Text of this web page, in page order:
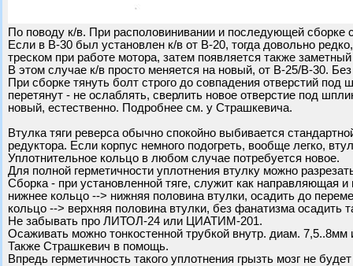
По поводу к/в. При располовинивании и последующей сборке
Если в В-30 был установлен к/в от В-20, тогда довольно
треском при работе мотора, затем появляется также
В этом случае к/в просто меняется на новый, от В-25/В-30.
При сборке тянуть болт строго до совпадения отверстий
перетянут - не ослаблять, сверлить новое отверстие под
новый, естественно. Подробнее см. у Страшкевича.
Втулка тяги реверса обычно спокойно выбивается
редуктора. Если корпус немного подогреть, вообще легко,
Уплотнительное кольцо в любом случае потребуется новое.
Для полной герметичности уплотнения втулку можно
Сборка - при установленной тяге, служит как направляющая
нижнее кольцо --> нижняя половина втулки, осадить до
кольцо --> верхняя половина втулки, без фанатизма
Не забывать про ЛИТОЛ-24 или ЦИАТИМ-201.
Осаживать можно тонкостенной трубкой внутр. диам.
Также Страшкевич в помощь.
Впредь герметичность такого уплотнения грызть мозг не